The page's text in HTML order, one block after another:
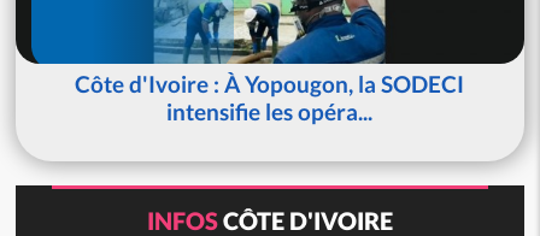
Côte d'Ivoire : À Yopougon, la SODECI
intensifie les opéra...
INFOSCÔTE D'IVOIRE